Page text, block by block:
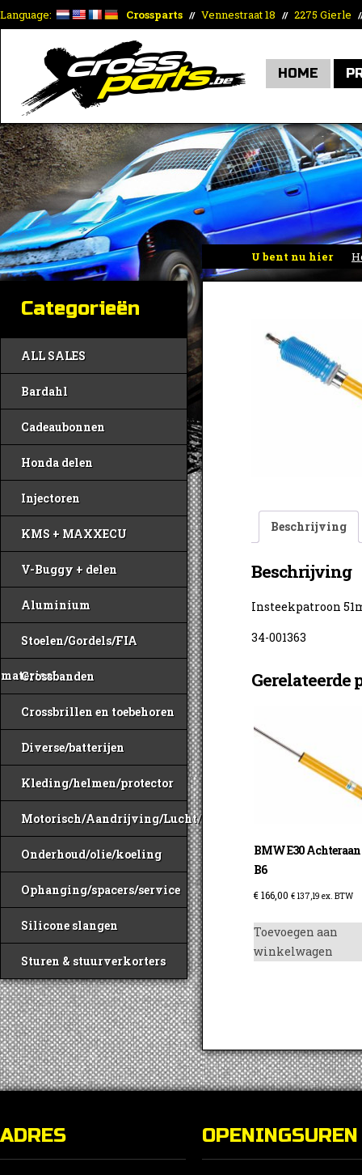
Language: Crossparts // Vennestraat 18 // 2275 Gierle
HOME
U bent nu hier
Categorieën
ALL SALES
Bardahl
Cadeaubonnen
Honda delen
Injectoren
KMS + MAXXECU
V-Buggy + delen
Aluminium
Stoelen/Gordels/FIA
materiaal
Crossbanden
Crossbrillen en toebehoren
Diverse/batterijen
Kleding/helmen/protector
Motorisch/Aandrijving/Lucht/Benzine
Onderhoud/olie/koeling
Ophanging/spacers/service
Silicone slangen
Sturen & stuurverkorters
Beschrijving
Beschrijving
Insteekpatroon
34-001363
Gerelateerde
BMW E30 Achteraan
B6
€166,00 € 137,19 ex. BTW
Toevoegen aan
winkelwagen
ADRES OPENINGSUREN